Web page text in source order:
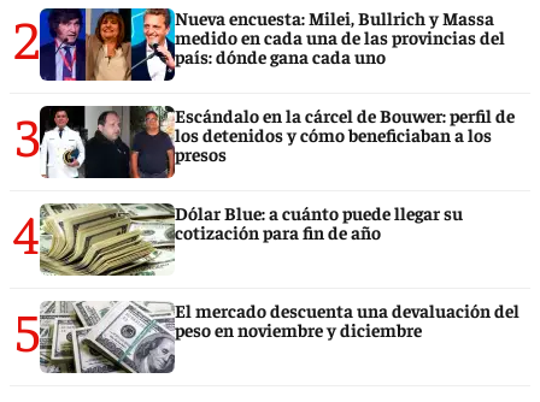
2
Nueva encuesta: Milei, Bullrich y Massa
medido en cada una de las provincias del
país: dónde gana cada uno
3
Escándalo en la cárcel de Bouwer: perfil de
los detenidos y cómo beneficiaban a los
presos
4
Dólar Blue: a cuánto puede llegar su
cotización para fin de año
5
El mercado descuenta una devaluación del
peso en noviembre y diciembre